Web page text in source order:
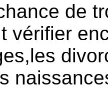
de
vérifier